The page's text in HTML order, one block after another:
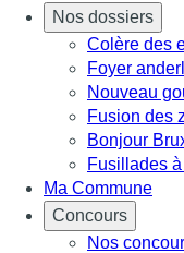
Nos dossiers
Colère des
Foyer
Nouveau
Fusion des
Bonjour
Fusillades
Ma Commune
Concours
Nos